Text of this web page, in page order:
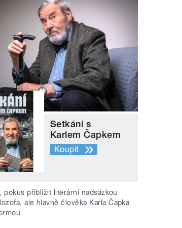
Setkání s
Karlem Čapkem
Koupit
pokus přiblížit literární nadsázkou
ale hlavně člověka Karla Čapka